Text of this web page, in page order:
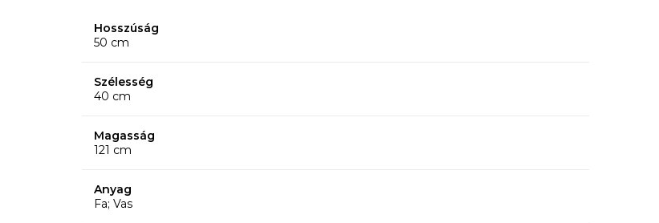
Hosszúság
50 cm
Szélesség
40 cm
Magasság
121 cm
Anyag
Fa; Vas